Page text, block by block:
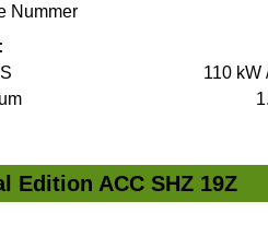
Nummer
110 kW
Edition ACC SHZ 19Z